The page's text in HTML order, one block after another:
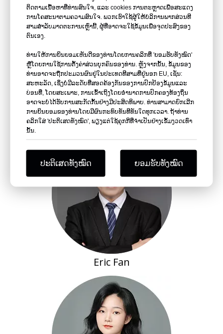
ແຈັກ
Eric Fan
ຕິດຕາມເນື້ອຫາທີ່ທ່ານສົນໃຈ, ແລະ cookies ການຕະຫຼາດເພື່ອສະແດງ
ການໂຄສະນາຕາມຄວາມສົນໃຈ. ພວກເຮົາໃຊ້ຜູ້ໃຫ້ບໍລິການພາກສ່ວນທີ
ສາມສໍາລັບມາດຕະການເຫຼົ່ານີ້, ຜູ້ທີ່ອາດຈະໃຊ້ຂໍ້ມູນເພື່ອຈຸດປະສົງຂອງ
ຕົນເອງ.
ທ່ານໃຫ້ການຍິນຍອມເຫັນດີຂອງທ່ານໂດຍການຄລິກທີ່ 'ຍອມຮັບທັງໝົດ'
ຫຼືໂດຍການໃຊ້ການຕັ້ງຄ່າສ່ວນບຸກຄົນຂອງທ່ານ. ຫຼັງຈາກນັ້ນ, ຂໍ້ມູນຂອງ
ທ່ານອາດຈະຖືກປະມວນຜົນຢູ່ໃນປະເທດທີສາມທີ່ຢູ່ນອກ EU, ເຊັ່ນ:
ສະຫະລັດ, ເຊິ່ງບໍ່ມີລະດັບທີ່ສອດຄ້ອງກັນຂອງການປົກປ້ອງຂໍ້ມູນແລະ
ບ່ອນທີ່, ໂດຍສະເພາະ, ການເຂົ້າເຖິງໂດຍອໍານາດການປົກຄອງທ້ອງຖິ່ນ
ອາດຈະບໍ່ໄດ້ຮັບການສະກັດກັ້ນຢ່າງມີປະສິດທິພາບ. ທ່ານ​ສາ​ມາດ​ຍົກ​ເລີກ​
ການ​ຍິນ​ຍອມ​ຂອງ​ທ່ານ​ໂດຍ​ມີ​ຜົນ​ກະ​ທົບ​ທັນ​ທີ​ທັນ​ໃດ​ທຸກ​ເວ​ລາ​. ຖ້າທ່ານ
ຄລິກໃສ່ 'ປະຕິເສດທັງໝົດ', ພຽງແຕ່ໃຊ້ຄຸກກີທີ່ຈໍາເປັນຢ່າງເຂັ້ມງວດເທົ່າ
ນັ້ນ.
ປະຕິເສດທັງໝົດ ຍອມຮັບທັງໝົດ